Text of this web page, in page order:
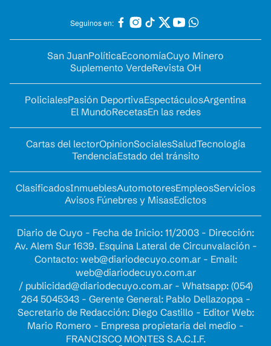
Seguinos en:
San JuanPolíticaEconomíaCuyo Minero
Suplemento VerdeRevista OH
PolicialesPasión DeportivaEspectáculosArgentina
El MundoRecetasEn las redes
Cartas del lectorOpinionSocialesSaludTecnología
TendenciaEstado del tránsito
ClasificadosInmueblesAutomotoresEmpleosServicios
Avisos Fúnebres y MisasEdictos
Diario de Cuyo - Fecha de Inicio: 11/2003 - Dirección:
Av. Alem Sur 1639. Esquina Lateral de Circunvalación -
Contacto: web@diariodecuyo.com.ar- Email:
web@diariodecuyo.com.ar
/ publicidad@diariodecuyo.com.ar- Whatsapp: (054)
264 5045343 - Gerente General: Pablo Dellazoppa -
Secretario de Redacción: Diego Castillo - Editor Web:
Mario Romero - Empresa propietaria del medio -
FRANCISCO MONTES S.A.C.I.F.